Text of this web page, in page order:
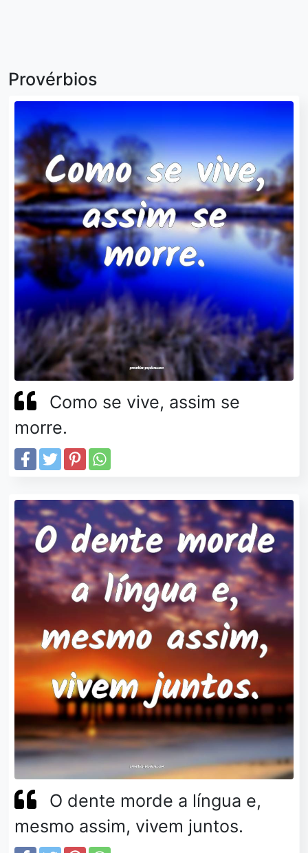
Provérbios
Como se vive, assim se
morre.
O dente morde a língua e,
mesmo assim, vivem juntos.